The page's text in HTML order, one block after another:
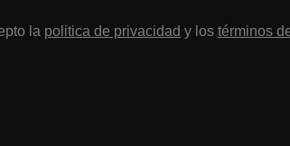
la politica de privacidad y los términos